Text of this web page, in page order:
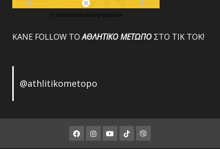
Τα πρωτοσέλιδα των εφημερίδων
ΚΑΝΕ FOLLOW ΤΟΑΘΛΗΤΙΚΟΜΕΤΩΠΟ ΣΤΟ ΤΙΚ ΤΟΚ!
@athlitikometopo
Facebook
Instagram
Youtube
ΤΙΚ
ΤΟΚ
Viber